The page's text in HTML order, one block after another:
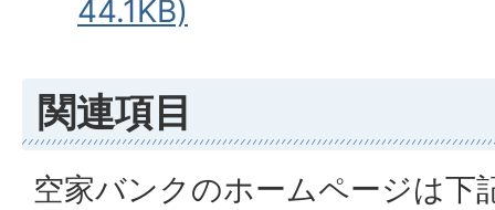
44.1KB)
関連項目
空家バンクのホームページは下